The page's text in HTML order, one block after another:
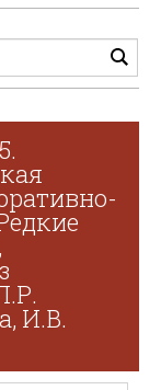
И.В.